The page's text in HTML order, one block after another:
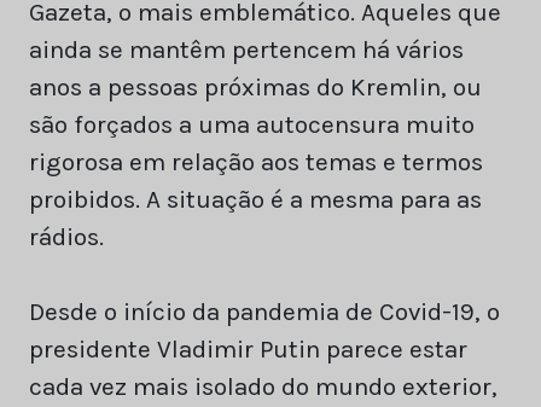
Gazeta, o mais emblemático. Aqueles que
ainda se mantêm pertencem há vários
anos a pessoas próximas do Kremlin, ou
são forçados a uma autocensura muito
rigorosa em relação aos temas e termos
proibidos. A situação é a mesma para as
rádios.
Desde o início da pandemia de Covid-19, o
presidente Vladimir Putin parece estar
cada vez mais isolado do mundo exterior,